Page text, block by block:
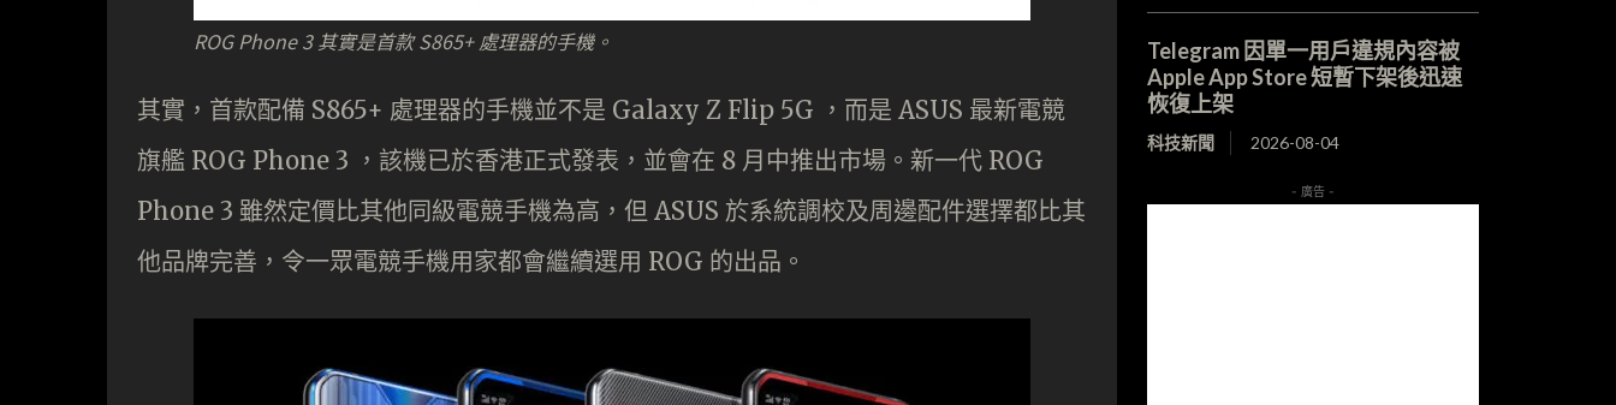
ROG Phone 3 其實是首款 S865+ 處理器的手機。
其實，首款配備 S865+ 處理器的手機並不是 Galaxy Z Flip 5G ，而是 ASUS 最新電競
旗艦 ROG Phone 3 ，該機已於香港正式發表，並會在 8 月中推出市場。新一代 ROG
Phone 3 雖然定價比其他同級電競手機為高，但 ASUS 於系統調校及周邊配件選擇都比其
他品牌完善，令一眾電競手機用家都會繼續選用 ROG 的出品。
Telegram 因單一用戶違規內容被
Apple App Store 短暫下架後迅速
恢復上架
科技新聞 2026-08-04
- 廣告 -